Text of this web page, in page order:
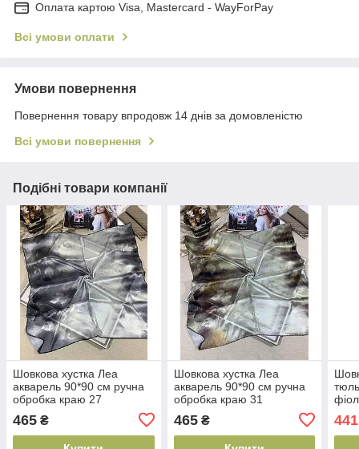
Оплата картою Visa, Mastercard - WayForPay
Всі умови оплати
Умови повернення
Повернення товару впродовж 14 днів за домовленістю
Всі умови повернення
Подібні товари компанії
Шовкова хустка Леа
акварель 90*90 см ручна
обробка краю 27
465 ₴
Шовкова хустка Леа
акварель 90*90 см ручна
обробка краю 31
465₴